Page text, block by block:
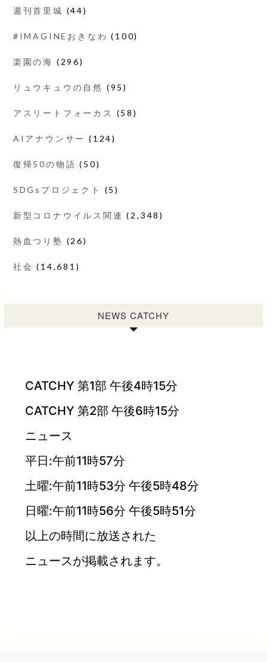
週刊首里城 (44)
#IMAGINEおきなわ (100)
楽園の海 (296)
リュウキュウの自然 (95)
アスリートフォーカス (58)
AIアナウンサー (124)
復帰50の物語 (50)
SDGsプロジェクト (5)
新型コロナウイルス関連 (2,348)
熱血つり塾 (26)
社会 (14,681)
NEWS CATCHY
CATCHY 第1部 午後4時15分
CATCHY 第2部 午後6時15分
ニュース
平日:午前11時57分
土曜:午前11時53分 午後5時48分
日曜:午前11時56分 午後5時51分
以上の時間に放送された
ニュースが掲載されます。